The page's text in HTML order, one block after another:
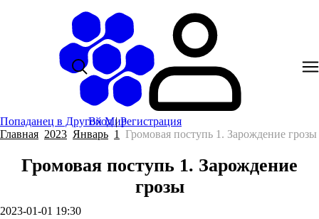
Попаданец в Другой Мир
Вход|Регистрация
Главная 2023 Январь 1 Громовая поступь 1. Зарождение грозы
Громовая поступь 1. Зарождение
грозы
2023-01-01 19:30